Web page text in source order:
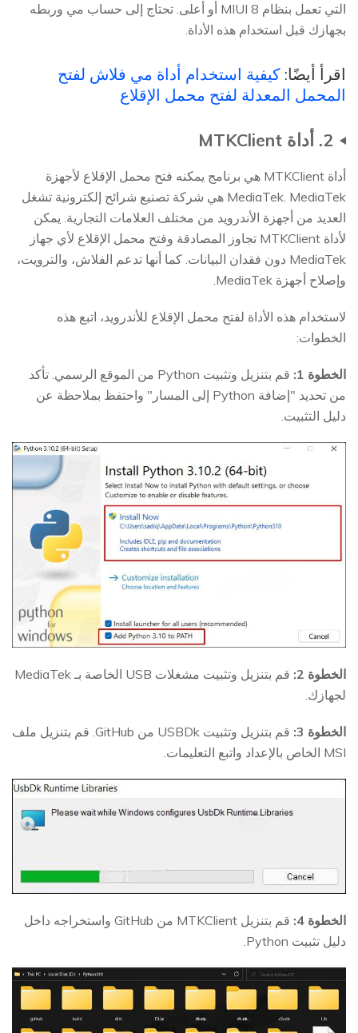
التي تعمل بنظام MIUI 8 أو أعلى. تحتاج إلى حساب مي وربطه
بجهازك قبل استخدام هذه الأداة.
اقرأ أيضًا: كيفية استخدام أداة مي فلاش لفتح
المحمل المعدلة لفتح محمل الإقلاع
2. أداة MTKClient
أداة MTKClient هي برنامج يمكنه فتح محمل الإقلاع لأجهزة
MediaTek. MediaTek هي شركة تصنيع شرائح إلكترونية تشغل
العديد من أجهزة الأندرويد من مختلف العلامات التجارية. يمكن
لأداة MTKClient تجاوز المصادقة وفتح محمل الإقلاع لأي جهاز
MediaTek دون فقدان البيانات. كما أنها تدعم الفلاش، والترويت،
وإصلاح أجهزة MediaTek.
لاستخدام هذه الأداة لفتح محمل الإقلاع للأندرويد، اتبع هذه
الخطوات:
الخطوة 1:
قم بتنزيل وتثبيت Python من الموقع الرسمي. تأكد
من تحديد "إضافة Python إلى المسار" واحتفظ بملاحظة عن
دليل التثبيت.
الخطوة 2:
قم بتنزيل وتثبيت مشغلات USB الخاصة بـ MediaTek
لجهازك.
الخطوة 3:
قم بتنزيل وتثبيت USBDk من GitHub. قم بتنزيل ملف
MSI الخاص بالإعداد واتبع التعليمات.
الخطوة 4:
قم بتنزيل MTKClient من GitHub واستخراجه داخل
دليل تثبيت Python.